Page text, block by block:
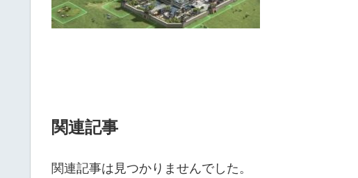
関連記事
関連記事は見つかりませんでした。